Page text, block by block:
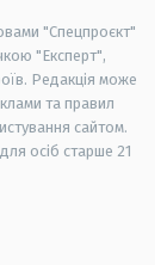
"Спецпроєкт"
"Експерт",
Редакція може
та правил
сайтом.
осіб старше 21